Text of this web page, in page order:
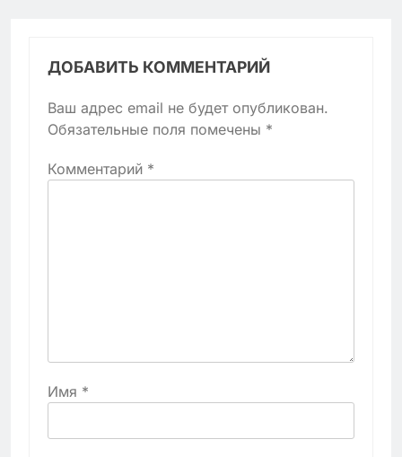
ДОБАВИТЬ КОММЕНТАРИЙ
Ваш адрес email не будет опубликован.
Обязательные поля помечены *
Комментарий *
Имя *